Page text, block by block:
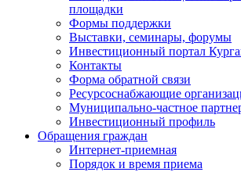
площадки
Формы поддержки
Выставки, семинары, форумы
Инвестиционный портал
Контакты
Форма обратной связи
Ресурсоснабжающие
Муниципально-частное
Инвестиционный профиль
Обращения граждан
Интернет-приемная
Порядок и время приема